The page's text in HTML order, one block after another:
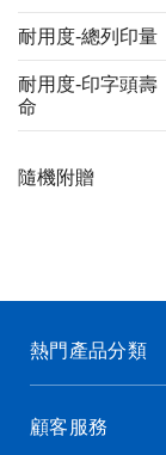
耐用度-總列印量
耐用度-印字頭壽
命
隨機附贈
熱門產品分類
顧客服務